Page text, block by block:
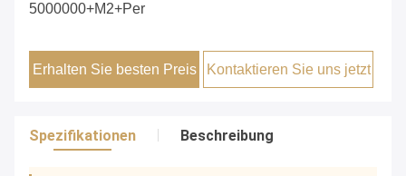
5000000+m2+per
Erhalten Sie besten Preis Kontaktieren Sie uns jetzt
Spezifikationen Beschreibung